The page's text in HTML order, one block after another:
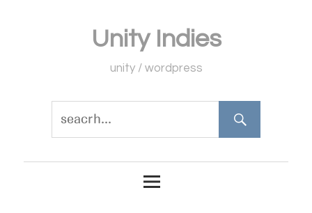
Unity Indies
unity / wordpress